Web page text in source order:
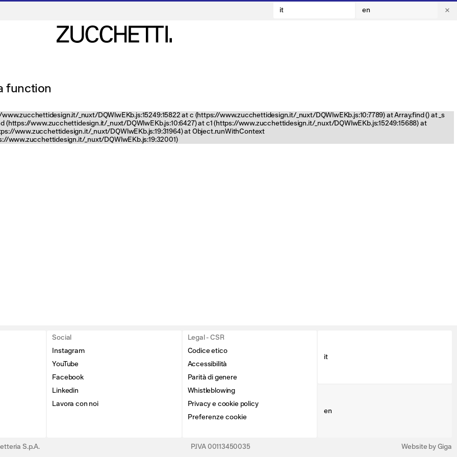
it en
function
_nuxt/DQWlwEKb.js:15249:15822 at c (https://www.zucchettidesign.it/_nuxt/DQWlwEKb.js:10:7789) at Array.find () at _s
www.zucchettidesign.it/_nuxt/DQWlwEKb.js:10:6427) at c1 (https://www.zucchettidesign.it/_nuxt/DQWlwEKb.js:15249:15688) at
www.zucchettidesign.it/_nuxt/DQWlwEKb.js:19:31964) at Object.runWithContext
www.zucchettidesign.it/_nuxt/DQWlwEKb.js:19:32001)
Social
Instagram
YouTube
Facebook
Linkedin
Lavora con noi
Legal - CSR
Codice etico
Accessibilità
Parità di genere
Whistleblowing
Privacy e cookie policy
Preferenze cookie
it
en
S.p.A. P.IVA 00113450035 Website by Giga